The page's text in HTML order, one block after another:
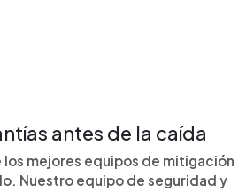
antes de la caída
los mejores equipos de mitigación
Nuestro equipo de seguridad y